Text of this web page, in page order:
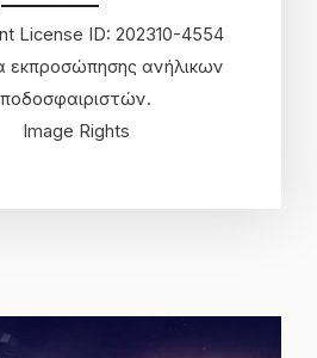
License ID: 202310-4554
εκπροσώπησης ανήλικων
ποδοσφαιριστών.
Image Rights